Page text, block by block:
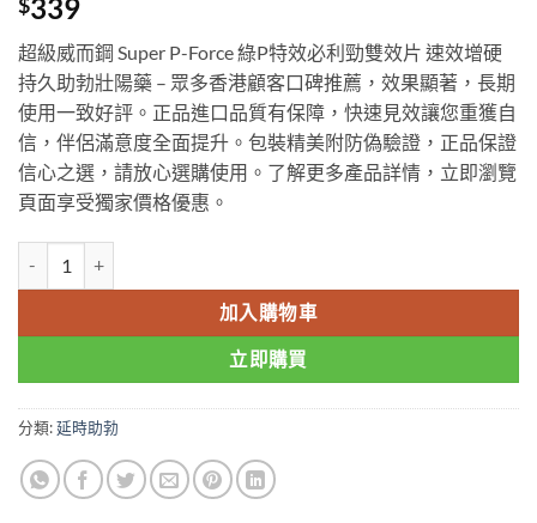
339
超級威而鋼 Super P-Force 綠P特效必利勁雙效片 速效增硬
持久助勃壯陽藥 – 眾多香港顧客口碑推薦，效果顯著，長期
使用一致好評。正品進口品質有保障，快速見效讓您重獲自
信，伴侶滿意度全面提升。包裝精美附防偽驗證，正品保證
信心之選，請放心選購使用。了解更多產品詳情，立即瀏覽
頁面享受獨家價格優惠。
加入購物車
立即購買
分類:延時助勃